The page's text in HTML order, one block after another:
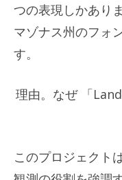
つの表現しかあり
マゾナス州のフォ
す。
理由。 なぜ「
このプロジェクト